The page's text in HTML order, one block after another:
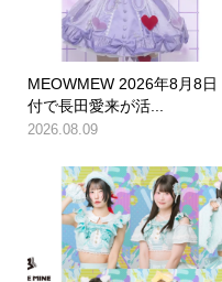
MEOWMEW 2026年8月8日
付で長田愛来が活...
2026.08.09